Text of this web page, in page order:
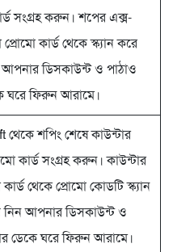
সংগ্রহ করুন। শপের এক্স-
প্রোমো কার্ড থেকে স্ক্যান করে
ডিসকাউন্ট ও পাঠাও
ঘরে ফিরুন আরামে।
শপিং শেষে কাউন্টার
কার্ড সংগ্রহ করুন। কাউন্টার
থেকে প্রোমো কোডটি স্ক্যান
আপনার ডিসকাউন্ট ও
ডেকে ঘরে ফিরুন আরামে।